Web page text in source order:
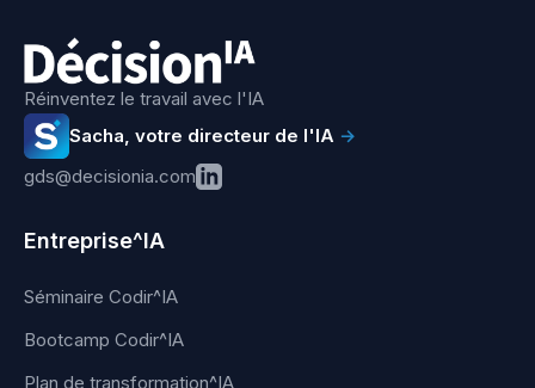
Réinventez le travail avec l'IA
Sacha, votre directeur de l'IA →
gds@decisionia.com
Entreprise^IA
Séminaire Codir^IA
Bootcamp Codir^IA
Plan de transformation^IA